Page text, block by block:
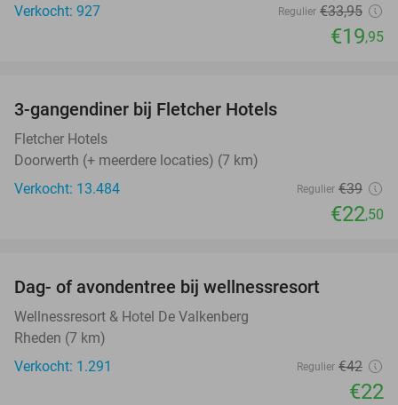
Verkocht: 927
Regulier €33,95
€19,95
3-gangendiner bij Fletcher Hotels
Fletcher Hotels
Doorwerth (+ meerdere locaties) (7 km)
Verkocht: 13.484
Regulier €39
€22,50
Dag- of avondentree bij wellnessresort
Wellnessresort & Hotel De Valkenberg
Rheden (7 km)
Verkocht: 1.291
Regulier €42
€22